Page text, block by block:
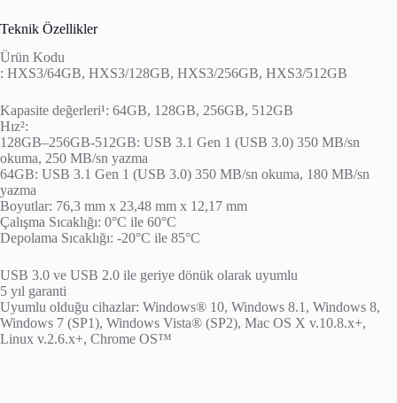
Teknik Özellikler
Ürün Kodu
: HXS3/64GB, HXS3/128GB, HXS3/256GB, HXS3/512GB
Kapasite değerleri¹: 64GB, 128GB, 256GB, 512GB
Hız²:
128GB–256GB-512GB: USB 3.1 Gen 1 (USB 3.0) 350 MB/sn
okuma, 250 MB/sn yazma
64GB: USB 3.1 Gen 1 (USB 3.0) 350 MB/sn okuma, 180 MB/sn
yazma
Boyutlar: 76,3 mm x 23,48 mm x 12,17 mm
Çalışma Sıcaklığı: 0°C ile 60°C
Depolama Sıcaklığı: -20°C ile 85°C
USB 3.0 ve USB 2.0 ile geriye dönük olarak uyumlu
5 yıl garanti
Uyumlu olduğu cihazlar: Windows® 10, Windows 8.1, Windows 8,
Windows 7 (SP1), Windows Vista® (SP2), Mac OS X v.10.8.x+,
Linux v.2.6.x+, Chrome OS™